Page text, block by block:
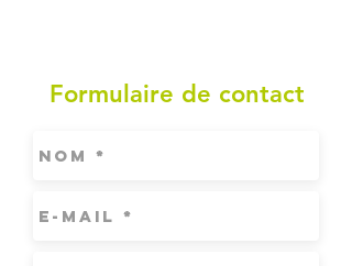
Formulaire de contact